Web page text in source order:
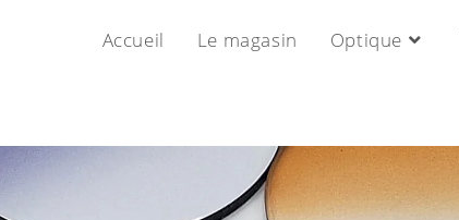
Accueil Le magasin Optique